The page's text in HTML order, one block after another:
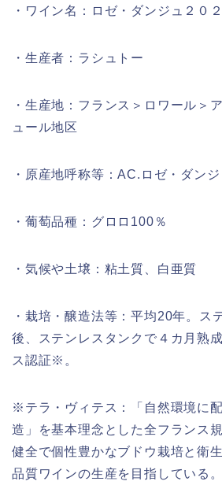
・ワイン名：ロゼ・ダンジュ２０
・生産者：ラシュトー
・生産地：フランス＞ロワール＞
ュール地区
・原産地呼称等：AC.ロゼ・ダンジ
・葡萄品種：グロロ100％
・気候や土壌：粘土質、白亜質
・栽培・醸造法等：平均20年。ス
後、ステンレスタンクで４カ月熟
ス認証※。
※テラ・ヴィテス：「自然環境に
造」を基本理念とした全フランス
健全で個性豊かなブドウ栽培と衛
品質ワインの生産を目指している。